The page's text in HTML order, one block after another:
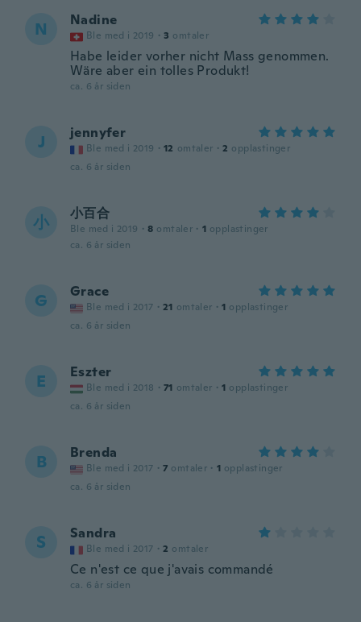
N Nadine
Ble med i 2019 · 3 omtaler
Habe leider vorher nicht Mass genommen.
Wäre aber ein tolles Produkt!
ca. 6 år siden
J jennyfer
Ble med i 2019 · 12 omtaler · 2 opplastinger
ca. 6 år siden
小 小百合
Ble med i 2019 · 8 omtaler · 1 opplastinger
ca. 6 år siden
G Grace
Ble med i 2017 · 21 omtaler · 1 opplastinger
ca. 6 år siden
E Eszter
Ble med i 2018 · 71 omtaler · 1 opplastinger
ca. 6 år siden
B Brenda
Ble med i 2017 · 7 omtaler · 1 opplastinger
ca. 6 år siden
S Sandra
Ble med i 2017 · 2 omtaler
Ce n'est ce que j'avais commandé
ca. 6 år siden